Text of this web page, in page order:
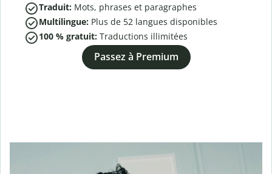
Traduit: Mots, phrases et paragraphes
Multilingue: Plus de 52 langues disponibles
100 % gratuit: Traductions illimitées
Passez à Premium